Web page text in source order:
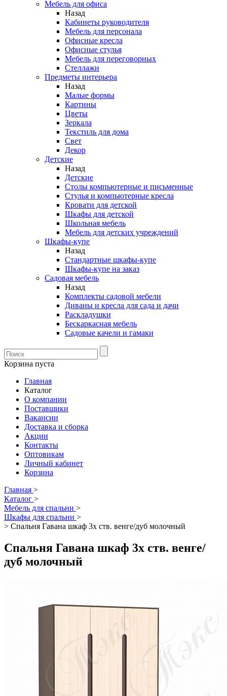
Мебель для офиса
Назад
Кабинеты руководителя
Мебель для персонала
Офисные кресла
Офисные стулья
Мебель для переговорных
Стеллажи
Предметы интерьера
Назад
Малые формы
Картины
Цветы
Зеркала
Текстиль для дома
Свет
Декор
Детские
Назад
Детские
Столы компьютерные и письменные
Стулья и компьютерные кресла
Кровати для детской
Шкафы для детской
Школьная мебель
Мебель для детских учреждений
Шкафы-купе
Назад
Стандартные шкафы-купе
Шкафы-купе на заказ
Садовая мебель
Назад
Комплекты садовой мебели
Диваны и кресла для сада и дачи
Раскладушки
Бескаркасная мебель
Садовые качели и гамаки
Корзина пуста
Главная
Каталог
О компании
Поставщики
Вакансии
Доставка и сборка
Акции
Контакты
Оптовикам
Личный кабинет
Корзина
Главная >
Каталог >
Мебель для спальни >
Шкафы для спальни >
> Спальня Гавана шкаф 3х ств. венге/дуб молочный
Спальня Гавана шкаф 3х ств. венге/
дуб молочный